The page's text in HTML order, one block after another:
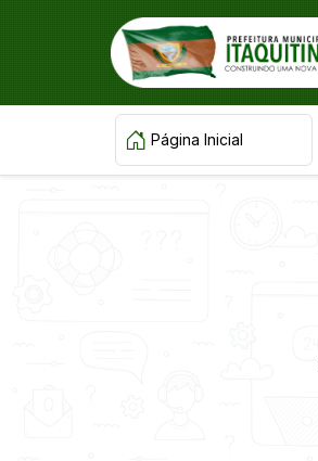
Página Inicial